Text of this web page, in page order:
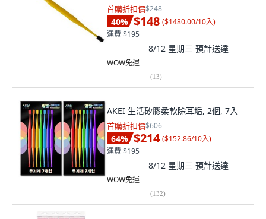
首購折扣價$248
40% $148 ($1480.00/10入)
運費 $195
8/12 星期三 預計送達
WOW免運
(13)
AKEI 生活矽膠柔軟除耳垢, 2個, 7入
首購折扣價$606
64% $214 ($152.86/10入)
運費 $195
8/12 星期三 預計送達
WOW免運
(132)